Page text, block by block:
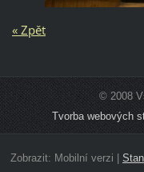
« Zpět
© 2008
Tvorba webových
Zobrazit: Mobilní verzi